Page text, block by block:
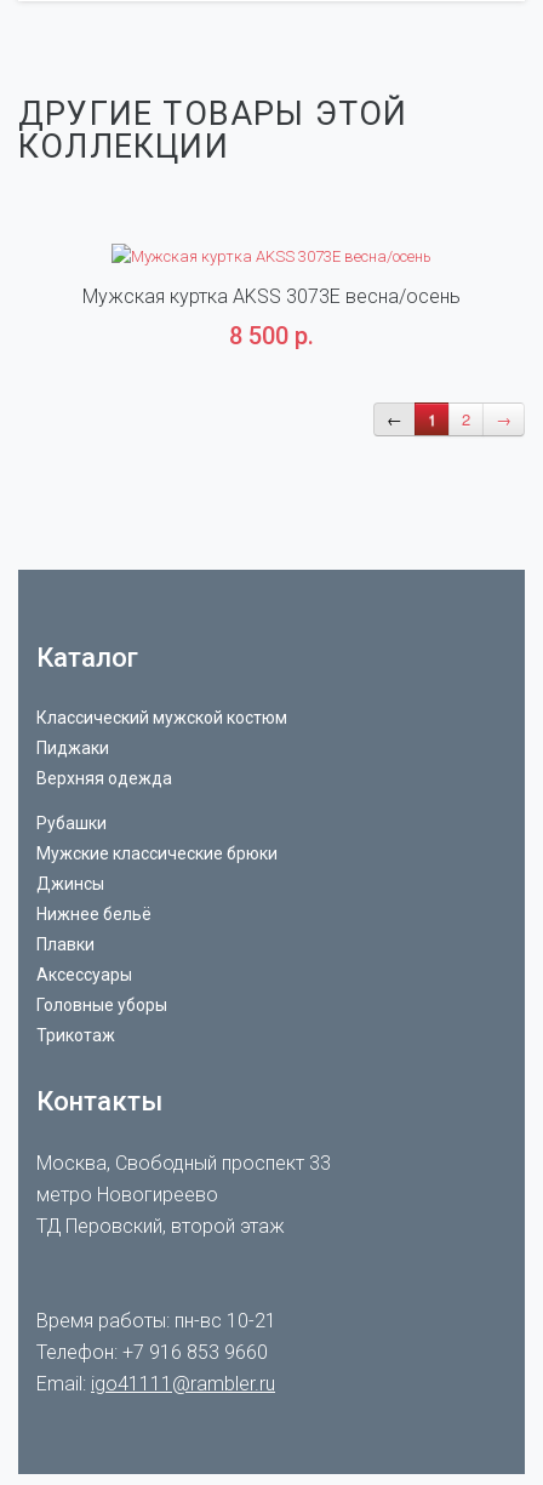
ДРУГИЕ ТОВАРЫ ЭТОЙ
КОЛЛЕКЦИИ
Мужская куртка AKSS 3073E весна/осень
8 500 р.
← 1 2 →
Каталог
Классический мужской костюм
Пиджаки
Верхняя одежда
Рубашки
Мужские классические брюки
Джинсы
Нижнее бельё
Плавки
Аксессуары
Головные уборы
Трикотаж
Контакты
Москва, Свободный проспект 33
метро Новогиреево
ТД Перовский, второй этаж
Время работы: пн-вс 10-21
Телефон: +7 916 853 9660
Email: igo41111@rambler.ru